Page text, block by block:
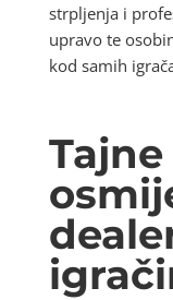
strpljenja i
upravo te
kod samih
Tajne